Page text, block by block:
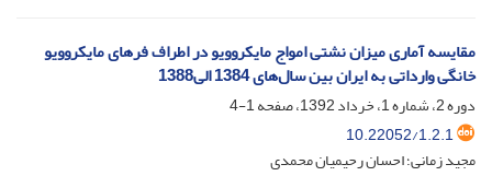
مقایسه آماری میزان نشتی امواج مایکروویو در اطراف فرهای مایکروویو
خانگی وارداتی به ایران بین سال‌های 1384 الی1388
دوره 2، شماره 1، خرداد 1392، صفحه
1-4
10.22052/1.2.1
مجید زمانی؛ احسان رحیمیان محمدی